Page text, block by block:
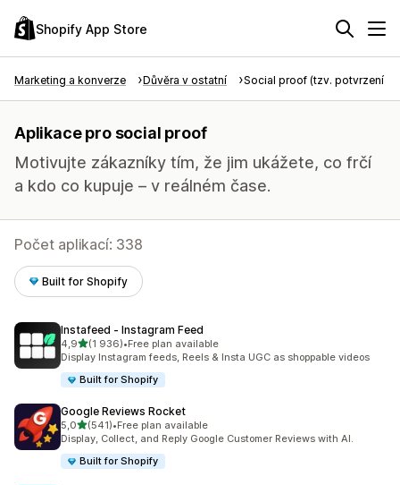
Shopify App Store
Marketing a konverze Důvěra v ostatní Social proof (tzv. potvrzení
Aplikace pro social proof
Motivujte zákazníky tím, že jim ukážete, co frčí
a kdo co kupuje – v reálném čase.
Počet aplikací: 338
Built for Shopify
Instafeed ‑ Instagram Feed
4,9z 5 hvězd
(1 936)
Celkový počet recenzí: 1936
•Free plan available
Display Instagram feeds, Reels & Insta UGC as shoppable videos
Built for Shopify
Google Reviews Rocket
5,0z 5 hvězd
(541)
Celkový počet recenzí: 541
•Free plan available
Display, Collect, and Reply Google Customer Reviews with AI.
Built for Shopify